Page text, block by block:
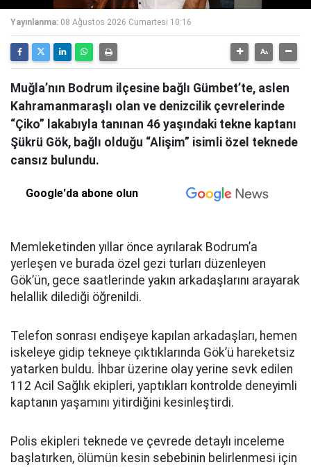
Yayınlanma: 08 Ağustos 2026 Cumartesi 10:16
Muğla’nın Bodrum ilçesine bağlı Gümbet’te, aslen
Kahramanmaraşlı olan ve denizcilik çevrelerinde
“Çiko” lakabıyla tanınan 46 yaşındaki tekne kaptanı
Şükrü Gök, bağlı olduğu “Alişim” isimli özel teknede
cansız bulundu.
Google'da abone olun
Memleketinden yıllar önce ayrılarak Bodrum’a
yerleşen ve burada özel gezi turları düzenleyen
Gök’ün, gece saatlerinde yakın arkadaşlarını arayarak
helallik dilediği öğrenildi.
Telefon sonrası endişeye kapılan arkadaşları, hemen
iskeleye gidip tekneye çıktıklarında Gök’ü hareketsiz
yatarken buldu. İhbar üzerine olay yerine sevk edilen
112 Acil Sağlık ekipleri, yaptıkları kontrolde deneyimli
kaptanın yaşamını yitirdiğini kesinleştirdi.
Polis ekipleri teknede ve çevrede detaylı inceleme
başlatırken, ölümün kesin sebebinin belirlenmesi için